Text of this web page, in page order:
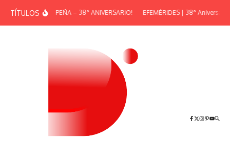
TÍTULOS¡GRAN PEÑA – 38° ANIVERSARIO! EFEMÉRIDES | 38°